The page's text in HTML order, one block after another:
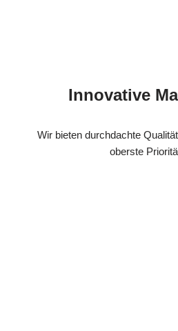
Innovative
Wir bieten durchdachte
oberste